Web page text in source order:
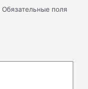
Обязательные поля